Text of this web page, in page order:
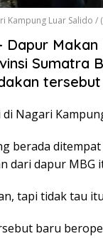
Kampung Luar Salido /
Dapur Makan
Sumatra
Nagari
berada
dari dapur MBG
tapi tidak tau
baru